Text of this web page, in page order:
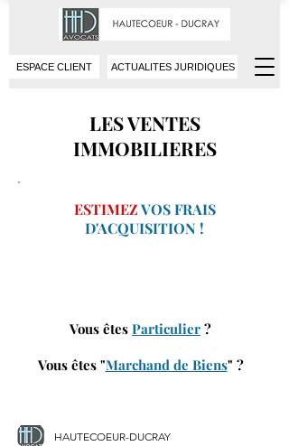
ESPACE CLIENT ACTUALITES JURIDIQUES
LES VENTES
IMMOBILIERES
ESTIMEZVOS FRAIS
D'ACQUISITION !
Vous êtes Particulier ?
Vous êtes "Marchand de Biens" ?
HAUTECOEUR-DUCRAY